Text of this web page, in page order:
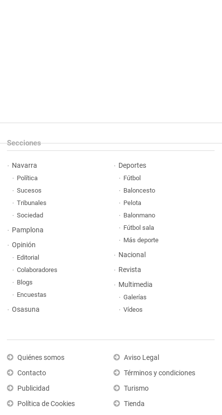
Secciones
Navarra
Política
Sucesos
Tribunales
Sociedad
Pamplona
Opinión
Editorial
Colaboradores
Blogs
Encuestas
Osasuna
Deportes
Fútbol
Baloncesto
Pelota
Balonmano
Fútbol sala
Más deporte
Nacional
Revista
Multimedia
Galerías
Vídeos
Quiénes somos
Contacto
Publicidad
Política de Cookies
Aviso Legal
Términos y condiciones
Turismo
Tienda